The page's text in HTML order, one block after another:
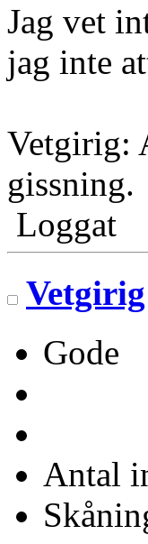
Jag vet
jag inte
Vetgirig:
gissning.
Loggat
Vetgirig
Gode
Antal